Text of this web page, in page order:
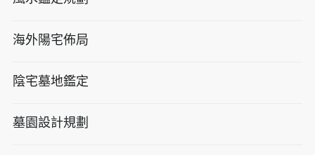
海外陽宅佈局
陰宅墓地鑑定
墓園設計規劃